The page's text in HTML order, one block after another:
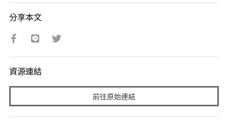
分享本文
資源連結
前往原始連結